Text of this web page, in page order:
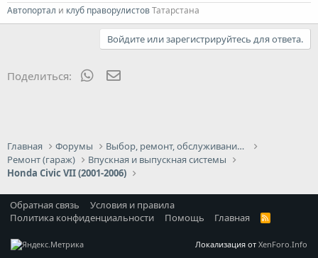
Автопортал и клуб праворулистовТатарстана
Войдите или зарегистрируйтесь для ответа.
Поделиться: WhatsApp
Главная Форумы
Выбор, ремонт, обслуживание и эксплуатация
Ремонт (гараж)
Впускная и выпускная системы
Honda Civic VII (2001-2006)
Обратная связь
Условия и правила
Политика конфиденциальности
Помощь Главная
R
Локализация от XenForo.Info